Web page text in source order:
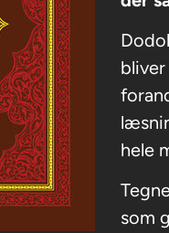
hele
som